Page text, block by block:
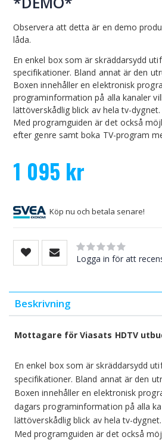
Observera att detta är en demo
låda.
En enkel box som är skräddarsydd
specifikationer. Bland annat är den
Boxen innehåller en elektronisk
programinformation på alla kanaler
lättöverskådlig blick av hela tv-dygnet.
Med programguiden är det också
efter genre samt boka TV-program
1 095 kr
Köp nu och betala senare!
Rating:
0% of100
Logga in för att
Beskrivning
Mottagare för Viasats HDTV
En enkel box som är skräddarsydd
specifikationer. Bland annat är den
Boxen innehåller en elektronisk
dagars programinformation på alla
lättöverskådlig blick av hela tv-dygnet.
Med programguiden är det också